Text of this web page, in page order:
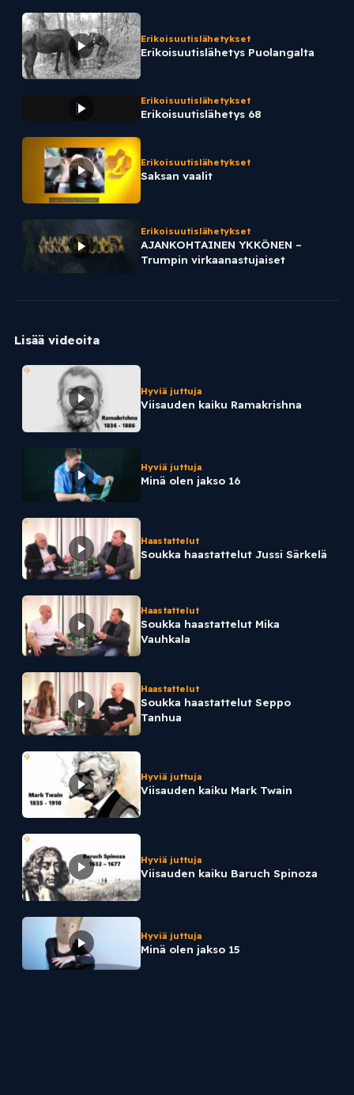
Erikoisuutislähetykset
Erikoisuutislähetys Puolangalta
Erikoisuutislähetykset
Erikoisuutislähetys 68
Erikoisuutislähetykset
Saksan vaalit
Erikoisuutislähetykset
AJANKOHTAINEN YKKÖNEN –
Trumpin virkaanastujaiset
Lisää videoita
Hyviä juttuja
Viisauden kaiku Ramakrishna
Hyviä juttuja
Minä olen jakso 16
Haastattelut
Soukka haastattelut Jussi Särkelä
Haastattelut
Soukka haastattelut Mika
Vauhkala
Haastattelut
Soukka haastattelut Seppo
Tanhua
Hyviä juttuja
Viisauden kaiku Mark Twain
Hyviä juttuja
Viisauden kaiku Baruch Spinoza
Hyviä juttuja
Minä olen jakso 15